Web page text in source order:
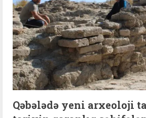
Qəbələdə yeni arxeoloji